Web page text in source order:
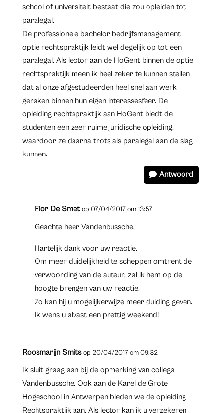
school of universiteit bestaat die zou opleiden tot
paralegal.
De professionele bachelor bedrijfsmanagement
optie rechtspraktijk leidt wel degelijk op tot een
paralegal. Als lector aan de HoGent binnen de optie
rechtspraktijk meen ik heel zeker te kunnen stellen
dat al onze afgestudeerden heel snel aan werk
geraken binnen hun eigen interessesfeer. De
opleiding rechtspraktijk aan HoGent biedt de
studenten een zeer ruime juridische opleiding,
waardoor ze daarna trots als paralegal aan de slag
kunnen.
Antwoord
Flor De Smet op 07/04/2017 om 13:57
Geachte heer Vandenbussche,
Hartelijk dank voor uw reactie.
Om meer duidelijkheid te scheppen omtrent de
verwoording van de auteur, zal ik hem op de
hoogte brengen van uw reactie.
Zo kan hij u mogelijkerwijze meer duiding geven.
Ik wens u alvast een prettig weekend!
Roosmarijn Smits op 20/04/2017 om 09:32
Ik sluit graag aan bij de opmerking van collega
Vandenbussche. Ook aan de Karel de Grote
Hogeschool in Antwerpen bieden we de opleiding
Rechtspraktijk aan. Als lector kan ik u verzekeren